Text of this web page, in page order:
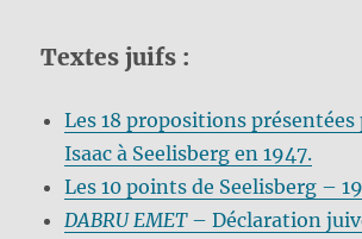
Textes juifs :
Les 18 propositions présentées
Isaac à Seelisberg en 1947.
Les 10 points de Seelisberg –
DABRU EMET– Déclaration